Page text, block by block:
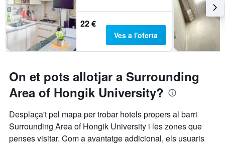
22 €
Ves a l'oferta
On et pots allotjar a Surrounding
Area of Hongik University?
Desplaça't pel mapa per trobar hotels propers al barri
Surrounding Area of Hongik University i les zones que
penses visitar. Com a avantatge addicional, els usuaris